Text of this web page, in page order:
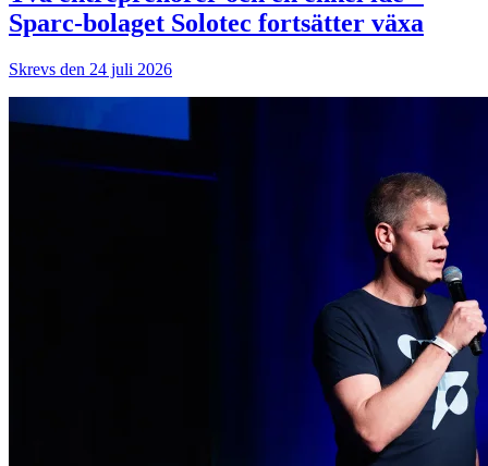
Sparc-bolaget Solotec fortsätter växa
Skrevs den 24 juli 2026